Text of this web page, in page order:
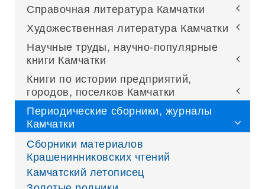
Справочная литература Камчатки
Художественная литература Камчатки
Научные труды, научно-популярные
книги Камчатки
Книги по истории предприятий,
городов, поселков Камчатки
Периодические сборники, журналы
Камчатки
Сборники материалов
Крашенинниковских чтений
Камчатский летописец